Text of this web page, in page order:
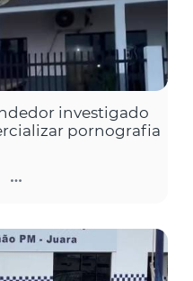
investigado
pornografia